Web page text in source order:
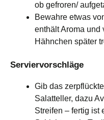
ob gefroren/
Bewahre etwas
enthält Aroma und
Hähnchen später
Serviervorschläge
Gib das
Salatteller, dazu
Streifen – fertig ist